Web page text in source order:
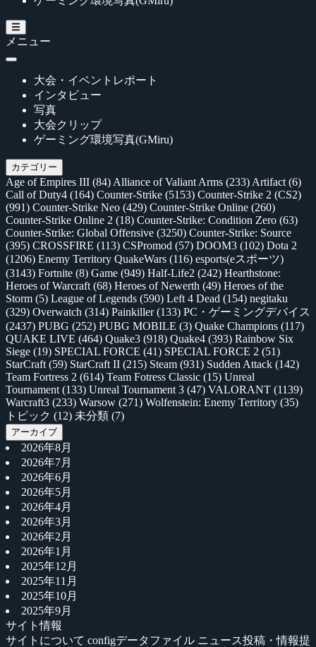
メニュー
大会・イベントレポート
インタビュー
写真
大会クリップ
ゲーミング環境写真(GMiru)
カテゴリー
Age of Empires III (84) Alliance of Valiant Arms (233) Artifact (6)
Call of Duty4 (164) Counter-Strike (5153) Counter-Strike 2 (CS2)
(991) Counter-Strike Neo (429) Counter-Strike Online (260)
Counter-Strike Online 2 (18) Counter-Strike: Condition Zero (63)
Counter-Strike: Global Offensive (3250) Counter-Strike: Source
(395) CROSSFIRE (113) CSPromod (57) DOOM3 (102) Dota 2
(1206) Enemy Territory QuakeWars (116) esports(eスポーツ)
(3143) Fortnite (8) Game (949) Half-Life2 (242) Hearthstone:
Heroes of Warcraft (68) Heroes of Newerth (49) Heroes of the
Storm (5) League of Legends (590) Left 4 Dead (154) negitaku
(329) Overwatch (314) Painkiller(133) PC・ゲーミングデバイス
(2437) PUBG (252) PUBG MOBILE (3) Quake Champions (117)
QUAKE LIVE (464) Quake3 (918) Quake4 (393) Rainbow Six
Siege (19) SPECIAL FORCE (41) SPECIAL FORCE 2 (51)
StarCraft (59) StarCraft II (215) Steam (931) Sudden Attack (142)
Team Fortress 2 (614) Team Fotress Classic (15) Unreal
Tournament (133) Unreal Tournament 3 (47) VALORANT (1139)
Warcraft3 (233) Warsow (271) Wolfenstein: Enemy Territory (35)
トピック (12) 未分類 (7)
アーカイブ
2026年8月
2026年7月
2026年6月
2026年5月
2026年4月
2026年3月
2026年2月
2026年1月
2025年12月
2025年11月
2025年10月
2025年9月
サイト情報
サイトについて configデータファイル ニュース投稿・情報提